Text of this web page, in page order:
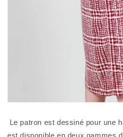
est disponible en deux gammes